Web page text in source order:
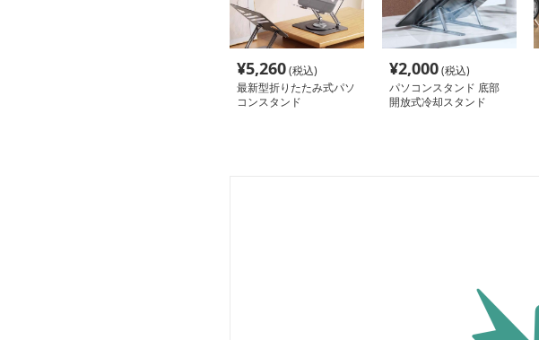
¥5,260(税込)
最新型折りたたみ式パソ
コンスタンド
¥2,000(税込)
パソコンスタンド 底部
開放式冷却スタンド